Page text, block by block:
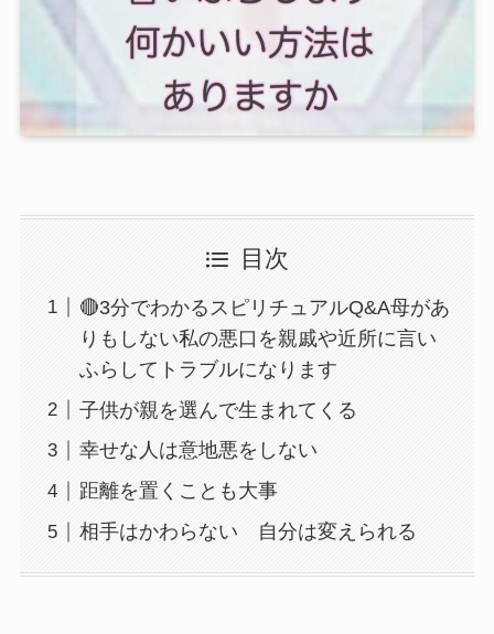
目次
🔴3分でわかるスピリチュアルQ&A母があ
りもしない私の悪口を親戚や近所に言い
ふらしてトラブルになります
子供が親を選んで生まれてくる
幸せな人は意地悪をしない
距離を置くことも大事
相手はかわらない 自分は変えられる